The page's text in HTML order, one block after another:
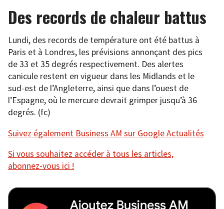
Des records de chaleur battus
Lundi, des records de température ont été battus à
Paris et à Londres, les prévisions annonçant des pics
de 33 et 35 degrés respectivement. Des alertes
canicule restent en vigueur dans les Midlands et le
sud-est de l’Angleterre, ainsi que dans l’ouest de
l’Espagne, où le mercure devrait grimper jusqu’à 36
degrés. (fc)
Suivez également Business AM sur Google Actualités
Si vous souhaitez accéder à tous les articles,
abonnez-vous ici !